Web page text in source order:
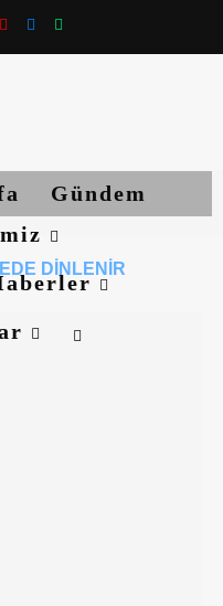
Gündem
DINLENIR